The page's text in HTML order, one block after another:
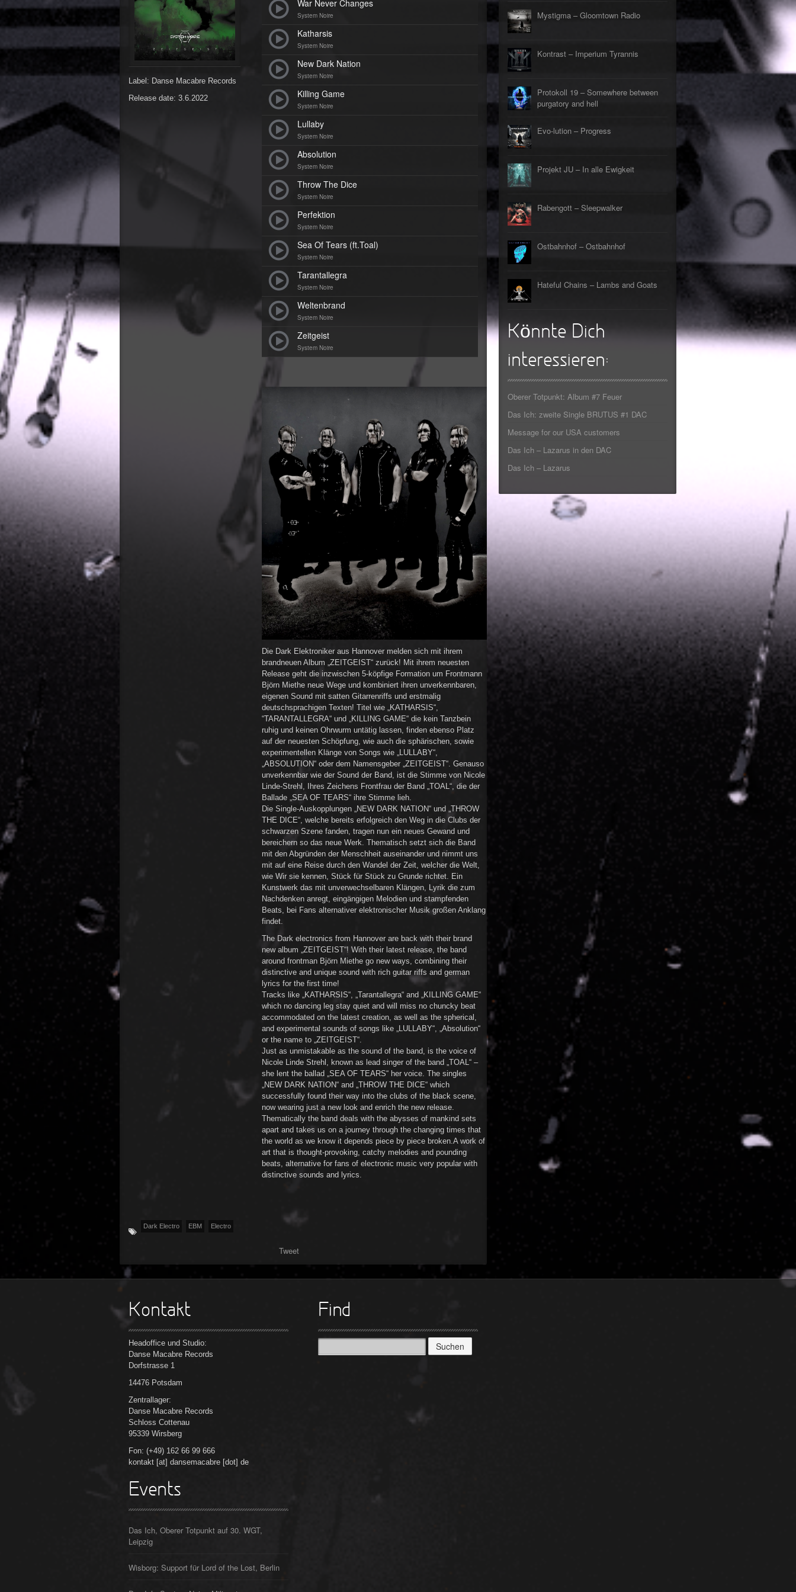
► Zeit verfliegt
Oberer Totpunkt
► Untergehen
Oberer Totpunkt
► Geisterfahrt
► Gevatter Tod
Oberer Totpunkt
►
►
►
►
►
►
►
►
►
►
Label: Danse Macabre Records
Release date: 3.6.2022
War Never Changes
System Noire
Katharsis
System Noire
New Dark Nation
System Noire
Killing Game
System Noire
Lullaby
System Noire
Absolution
System Noire
Throw The Dice
System Noire
Perfektion
System Noire
Sea Of Tears (ft.Toal)
System Noire
Tarantallegra
System Noire
Weltenbrand
System Noire
Zeitgeist
System Noire
Die Dark Elektroniker aus Hannover melden sich mit ihrem
brandneuen Album „ZEITGEIST“ zurück! Mit ihrem neuesten
Release geht die inzwischen 5-köpfige Formation um Frontmann
Björn Miethe neue Wege und kombiniert ihren unverkennbaren,
eigenen Sound mit satten Gitarrenriffs und erstmalig
deutschsprachigen Texten! Titel wie „KATHARSIS“,
“TARANTALLEGRA“ und „KILLING GAME“ die kein Tanzbein
ruhig und keinen Ohrwurm untätig lassen, finden ebenso Platz
auf der neuesten Schöpfung, wie auch die sphärischen, sowie
experimentellen Klänge von Songs wie „LULLABY“,
„ABSOLUTION“ oder dem Namensgeber „ZEITGEIST“. Genauso
unverkennbar wie der Sound der Band, ist die Stimme von Nicole
Linde-Strehl, Ihres Zeichens Frontfrau der Band „TOAL“, die der
Ballade „SEA OF TEARS“ ihre Stimme lieh.
Die Single-Auskopplungen „NEW DARK NATION“ und „THROW
THE DICE“, welche bereits erfolgreich den Weg in die Clubs der
schwarzen Szene fanden, tragen nun ein neues Gewand und
bereichern so das neue Werk. Thematisch setzt sich die Band
mit den Abgründen der Menschheit auseinander und nimmt uns
mit auf eine Reise durch den Wandel der Zeit, welcher die Welt,
wie Wir sie kennen, Stück für Stück zu Grunde richtet. Ein
Kunstwerk das mit unverwechselbaren Klängen, Lyrik die zum
Nachdenken anregt, eingängigen Melodien und stampfenden
Beats, bei Fans alternativer elektronischer Musik großen Anklang
findet.
The Dark electronics from Hannover are back with their brand
new album „ZEITGEIST“! With their latest release, the band
around frontman Björn Miethe go new ways, combining their
distinctive and unique sound with rich guitar riffs and german
lyrics for the first time!
Tracks like „KATHARSIS“, „Tarantallegra“ and „KILLING GAME“
which no dancing leg stay quiet and will miss no chuncky beat
accommodated on the latest creation, as well as the spherical,
and experimental sounds of songs like „LULLABY“, „Absolution“
or the name to „ZEITGEIST“.
Just as unmistakable as the sound of the band, is the voice of
Nicole Linde Strehl, known as lead singer of the band „TOAL“ –
she lent the ballad „SEA OF TEARS“ her voice. The singles
„NEW DARK NATION“ and „THROW THE DICE“ which
successfully found their way into the clubs of the black scene,
now wearing just a new look and enrich the new release.
Thematically the band deals with the abysses of mankind sets
apart and takes us on a journey through the changing times that
the world as we know it depends piece by piece broken.A work of
art that is thought-provoking, catchy melodies and pounding
beats, alternative for fans of electronic music very popular with
distinctive sounds and lyrics.
Dark Electro EBM Electro
Tweet
Mystigma – Gloomtown Radio
Kontrast – Imperium Tyrannis
Protokoll 19 – Somewhere between
purgatory and hell
Evo-lution – Progress
Projekt JU – In alle Ewigkeit
Rabengott – Sleepwalker
Ostbahnhof – Ostbahnhof
Hateful Chains – Lambs and Goats
Könnte Dich
interessieren:
Oberer Totpunkt: Album #7 Feuer
Das Ich: zweite Single BRUTUS #1 DAC
Message for our USA customers
Das Ich – Lazarus in den DAC
Das Ich – Lazarus
Kontakt
Headoffice und Studio:
Danse Macabre Records
Dorfstrasse 1
14476 Potsdam
Zentrallager:
Danse Macabre Records
Schloss Cottenau
95339 Wirsberg
Fon: (+49) 162 66 99 666
kontakt [at] dansemacabre [dot] de
Events
Das Ich, Oberer Totpunkt auf 30. WGT,
Leipzig
Wisborg: Support für Lord of the Lost, Berlin
Find
Suchen
nach: